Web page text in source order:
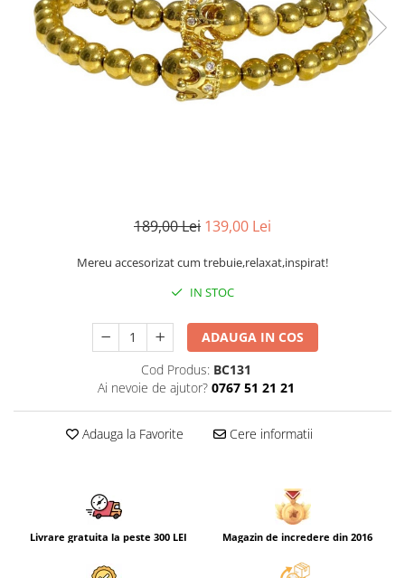
CERCEI
CEASURI DAMA
189,00 Lei 139,00 Lei
Mereu accesorizat cum trebuie,relaxat,inspirat!
IN STOC
ADAUGA IN COS
Cod Produs: BC131
Ai nevoie de ajutor? 0767 51 21 21
Adauga la Favorite Cere informatii
Livrare gratuita la peste 300 LEI Magazin de incredere din 2016